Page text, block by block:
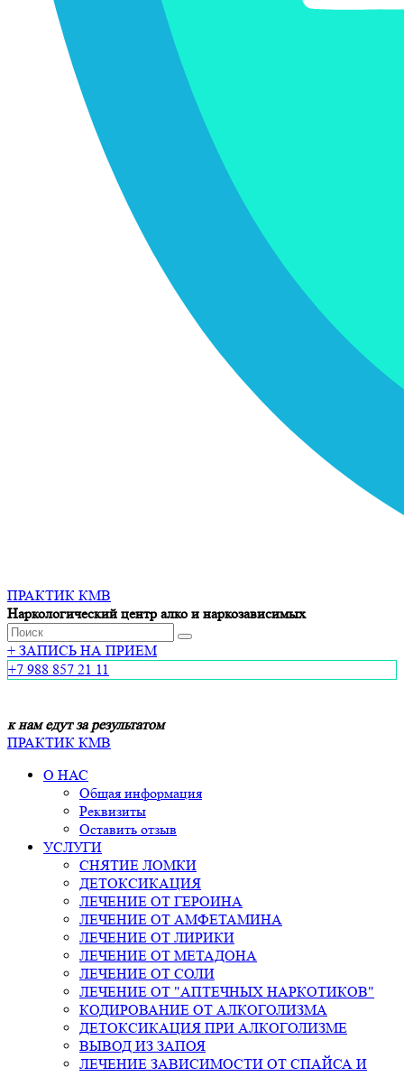
ПРАКТИК КМВ
Наркологический центр алко и наркозависимых
+ ЗАПИСЬ НА ПРИЕМ
+7 988 857 21 11
к нам едут за результатом
ПРАКТИК КМВ
О НАС
Общая информация
Реквизиты
Оставить отзыв
УСЛУГИ
СНЯТИЕ ЛОМКИ
ДЕТОКСИКАЦИЯ
ЛЕЧЕНИЕ ОТ ГЕРОИНА
ЛЕЧЕНИЕ ОТ АМФЕТАМИНА
ЛЕЧЕНИЕ ОТ ЛИРИКИ
ЛЕЧЕНИЕ ОТ МЕТАДОНА
ЛЕЧЕНИЕ ОТ СОЛИ
ЛЕЧЕНИЕ ОТ "АПТЕЧНЫХ НАРКОТИКОВ"
КОДИРОВАНИЕ ОТ АЛКОГОЛИЗМА
ДЕТОКСИКАЦИЯ ПРИ АЛКОГОЛИЗМЕ
ВЫВОД ИЗ ЗАПОЯ
ЛЕЧЕНИЕ ЗАВИСИМОСТИ ОТ СПАЙСА И